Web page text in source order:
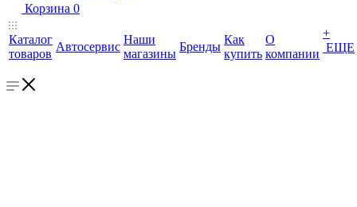
Корзина 0
Каталог
товаров
Автосервис
Наши
магазины
Бренды
Как
купить
О
компании
+
ЕЩЕ